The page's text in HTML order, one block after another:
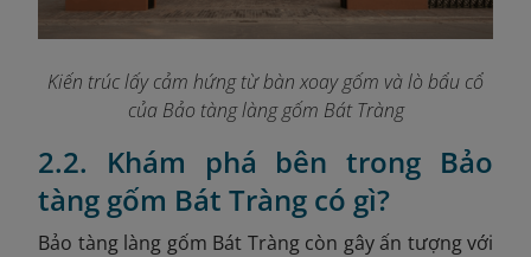
Kiến trúc lấy cảm hứng từ bàn xoay gốm và lò bẩu cổ
của Bảo tàng làng gốm Bát Tràng
2.2. Khám phá bên trong Bảo
tàng gốm Bát Tràng có gì?
Bảo tàng làng gốm Bát Tràng còn gây ấn tượng với